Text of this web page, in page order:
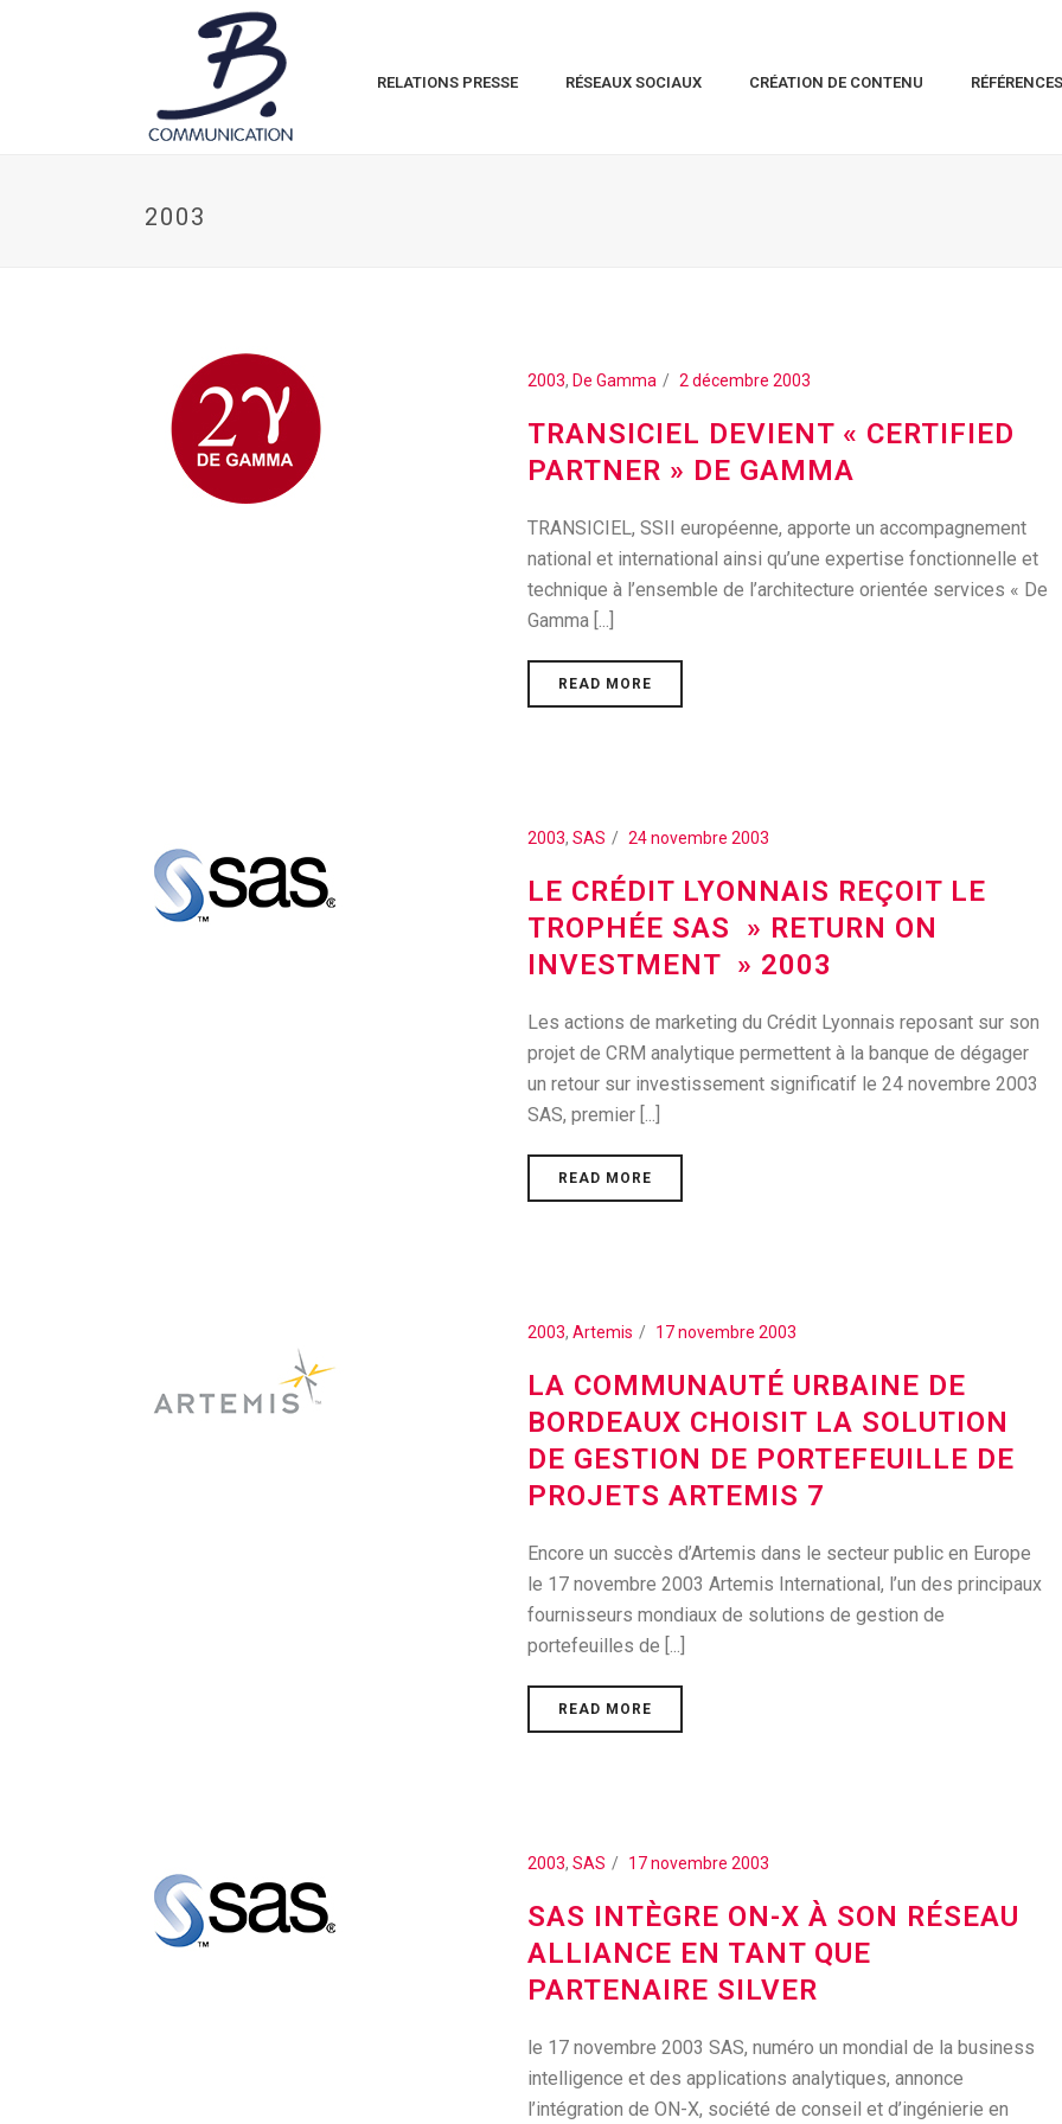
RELATIONS PRESSE RÉSEAUX SOCIAUX CRÉATION DE CONTENU
2003
2003, De Gamma 2 décembre 2003
TRANSICIEL DEVIENT « CERTIFIED
PARTNER » DE GAMMA
TRANSICIEL, SSII européenne, apporte un accompagnement
national et international ainsi qu’une expertise fonctionnelle et
technique à l’ensemble de l’architecture orientée services « De
Gamma [...]
READ MORE
2003,SAS 24 novembre 2003
LE CRÉDIT LYONNAIS REÇOIT LE
TROPHÉE SAS » RETURN ON
INVESTMENT » 2003
Les actions de marketing du Crédit Lyonnais reposant sur son
projet de CRM analytique permettent à la banque de dégager
un retour sur investissement significatif le 24 novembre 2003
SAS, premier [...]
READ MORE
2003,Artemis 17 novembre 2003
LA COMMUNAUTÉ URBAINE DE
BORDEAUX CHOISIT LA SOLUTION
DE GESTION DE PORTEFEUILLE DE
PROJETS ARTEMIS 7
Encore un succès d’Artemis dans le secteur public en Europe
le 17 novembre 2003 Artemis International, l’un des principaux
fournisseurs mondiaux de solutions de gestion de
portefeuilles de [...]
READ MORE
2003,SAS 17 novembre 2003
SAS INTÈGRE ON-X À SON RÉSEAU
ALLIANCE EN TANT QUE
PARTENAIRE SILVER
le 17 novembre 2003 SAS, numéro un mondial de la business
intelligence et des applications analytiques, annonce
l’intégration de ON-X, société de conseil et d’ingénierie en